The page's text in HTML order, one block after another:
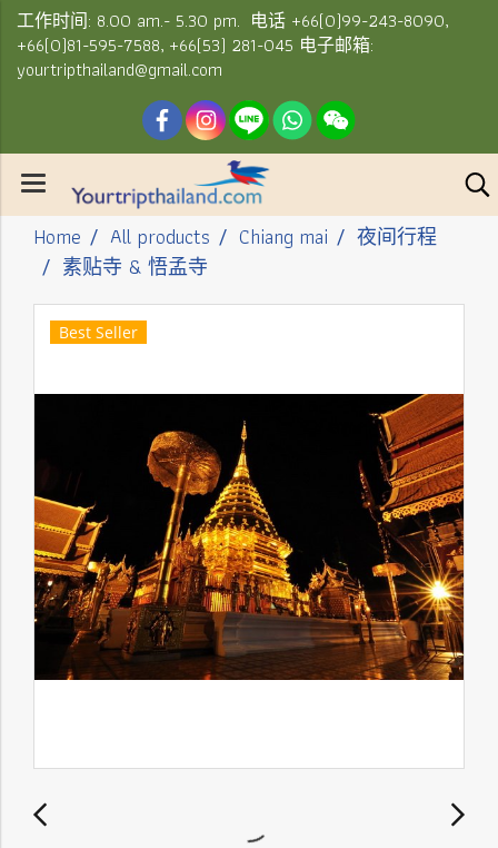
工作时间: 8.00 am.- 5.30 pm. 电话 +66(0)99-243-8090,
+66(0)81-595-7588, +66(53) 281-045 电子邮箱:
yourtripthailand@gmail.com
Home All products Chiang mai
夜间行程
素贴寺 & 悟孟寺
Best Seller